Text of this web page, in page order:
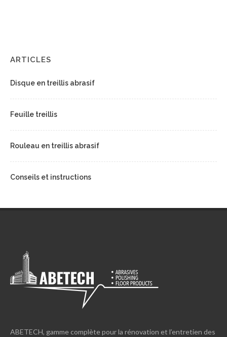
ARTICLES
Disque en treillis abrasif
Feuille treillis
Rouleau en treillis abrasif
Conseils et instructions
ABETECH, gamme complète pour la rénovation et l’entretien des